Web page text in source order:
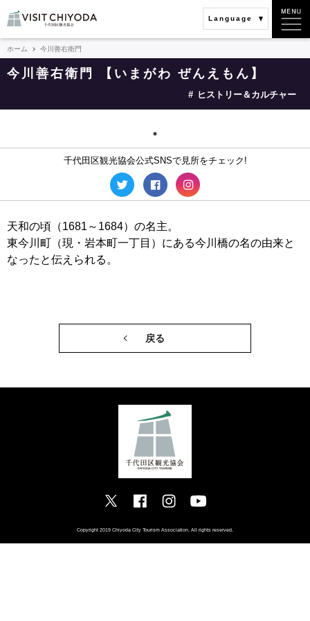
Language
ホーム 今川善右衛門
今川善右衛門 【いまがわ ぜんえもん】
ヒストリー＆カルチャー
千代田区観光協会公式SNSで見所をチェック!
天和の頃（1681～1684）の名主。
東今川町（現・岩本町一丁目）にある今川橋の名の由来と
なったと伝えられる。
戻る
Copyright 2019 Chiyoda City Tourism Association. All rights reserved.